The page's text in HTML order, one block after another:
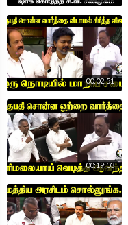
00:02:51
00:19:03